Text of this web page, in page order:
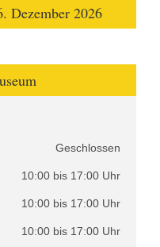
Dezember 2026
Geschlossen
10:00 bis 17:00 Uhr
10:00 bis 17:00 Uhr
10:00 bis 17:00 Uhr